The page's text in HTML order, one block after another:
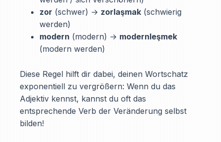
zor (schwer) → zorlaşmak (schwierig
werden)
modern (modern) → modernleşmek
(modern werden)
Diese Regel hilft dir dabei, deinen Wortschatz
exponentiell zu vergrößern: Wenn du das
Adjektiv kennst, kannst du oft das
entsprechende Verb der Veränderung selbst
bilden!